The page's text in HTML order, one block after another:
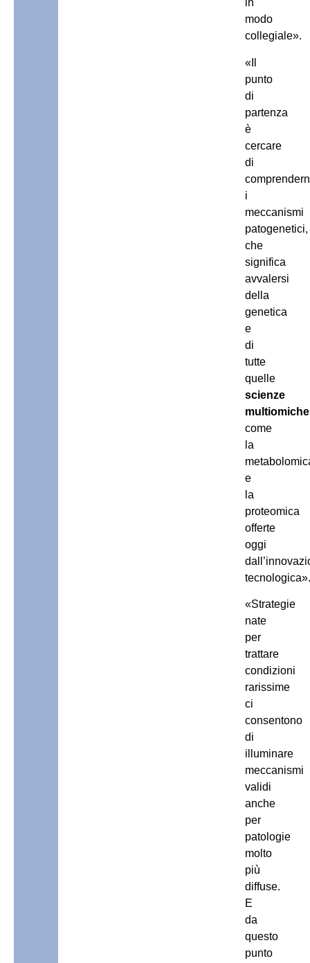
in
modo
collegiale».
«Il
punto
di
partenza
è
cercare
di
i
meccanismi
patogenetici,
che
significa
avvalersi
della
genetica
e
di
tutte
quelle
scienze
multiomiche
come
la
e
la
proteomica
offerte
oggi
tecnologica».
«Strategie
nate
per
trattare
condizioni
rarissime
ci
consentono
di
illuminare
meccanismi
validi
anche
per
patologie
molto
più
diffuse.
E
da
questo
punto